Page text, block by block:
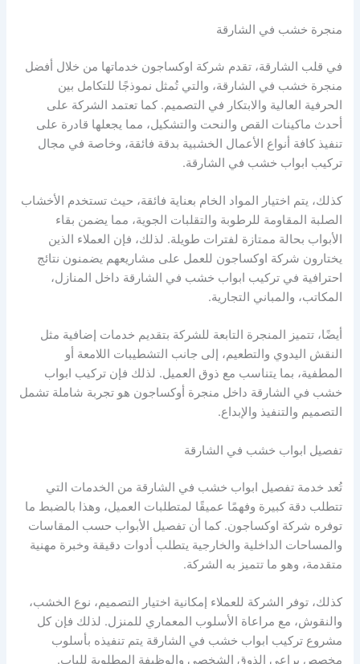
منجرة خشب في الشارقة
في قلب الشارقة، تقدم شركة اوكساجون خدماتها من خلال أفضل
منجرة خشب في الشارقة، والتي تُمثل نموذجًا للتكامل بين
الحرفية العالية والابتكار في التصميم. كما تعتمد الشركة على
أحدث ماكينات القص والنحت والتشكيل، مما يجعلها قادرة على
تنفيذ كافة أنواع الأعمال الخشبية بدقة فائقة، وخاصة في مجال
تركيب ابواب خشب في الشارقة.
كذلك، يتم اختيار المواد الخام بعناية فائقة، حيث تستخدم الأخشاب
الصلبة المقاومة للرطوبة والتقلبات الجوية، مما يضمن بقاء
الأبواب بحالة ممتازة لفترات طويلة. لذلك، فإن العملاء الذين
يختارون شركة اوكساجون للعمل على مشاريعهم يضمنون نتائج
احترافية في تركيب ابواب خشب في الشارقة داخل المنازل،
المكاتب، والمباني التجارية.
أيضًا، تتميز المنجرة التابعة للشركة بتقديم خدمات إضافية مثل
النقش اليدوي والتطعيم، إلى جانب التشطيبات اللامعة أو
المطفية، بما يتناسب مع ذوق العميل. لذلك فإن تركيب ابواب
خشب في الشارقة داخل منجرة أوكساجون هو تجربة شاملة تشمل
التصميم والتنفيذ والإبداع.
تفصيل ابواب خشب في الشارقة
تُعد خدمة تفصيل ابواب خشب في الشارقة من الخدمات التي
تتطلب دقة كبيرة وفهمًا عميقًا لمتطلبات العميل، وهذا بالضبط ما
توفره شركة اوكساجون. كما أن تفصيل الأبواب حسب المقاسات
والمساحات الداخلية والخارجية يتطلب أدوات دقيقة وخبرة مهنية
متقدمة، وهو ما تتميز به الشركة.
كذلك، توفر الشركة للعملاء إمكانية اختيار التصميم، نوع الخشب،
والنقوش، مع مراعاة الأسلوب المعماري للمنزل. لذلك فإن كل
مشروع تركيب ابواب خشب في الشارقة يتم تنفيذه بأسلوب
مخصص يراعي الذوق الشخصي والوظيفة المطلوبة للباب.